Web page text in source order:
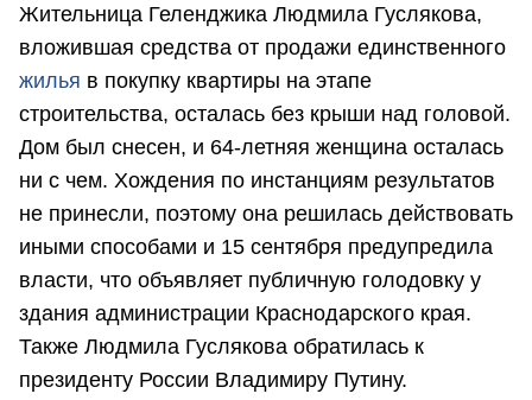
Жительница Геленджика Людмила Гуслякова,
вложившая средства от продажи единственного
жилья в покупку квартиры на этапе
строительства, осталась без крыши над головой.
Дом был снесен, и 64-летняя женщина осталась
ни с чем. Хождения по инстанциям результатов
не принесли, поэтому она решилась действовать
иными способами и 15 сентября предупредила
власти, что объявляет публичную голодовку у
здания администрации Краснодарского края.
Также Людмила Гуслякова обратилась к
президенту России Владимиру Путину.